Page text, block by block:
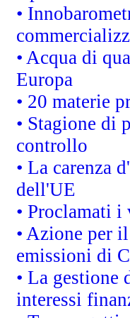
•
• Acqua di
Europa
• 20 materie
• Stagione di
controllo
• La carenza
dell'UE
• Proclamati
• Azione per
emissioni di
• La gestione
interessi